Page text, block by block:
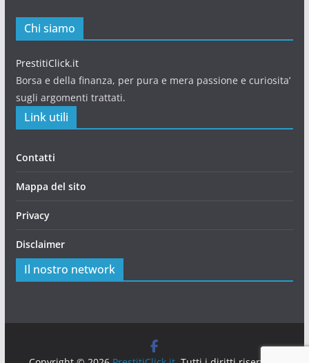
Chi siamo
PrestitiClick.it
Borsa e della finanza, per pura e mera passione e curiosita’
sugli argomenti trattati.
Link utili
Contatti
Mappa del sito
Privacy
Disclaimer
Il nostro network